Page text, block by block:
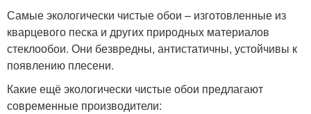
Самые экологически чистые обои – изготовленные из
кварцевого песка и других природных материалов
стеклообои. Они безвредны, антистатичны, устойчивы к
появлению плесени.
Какие ещё экологически чистые обои предлагают
современные производители: